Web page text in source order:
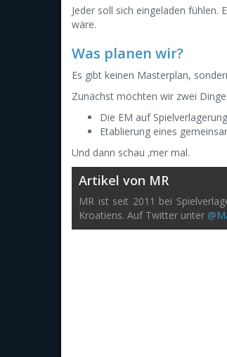
Jeder soll sich eingeladen
wäre.
Was planen wir?
Es gibt keinen Masterplan,
Zunächst möchten wir zwei
Die EM auf
Etablierung eines
Und dann schau ‚mer mal.
Artikel von MR
MR ist seit 2011 bei
Kroatiens. Auf Twitter unter